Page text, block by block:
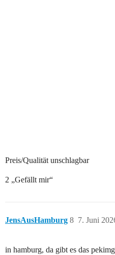
Preis/Qualität unschlagbar
2 „Gefällt mir“
JensAusHamburg 7. Juni
8
in hamburg, da gibt es das